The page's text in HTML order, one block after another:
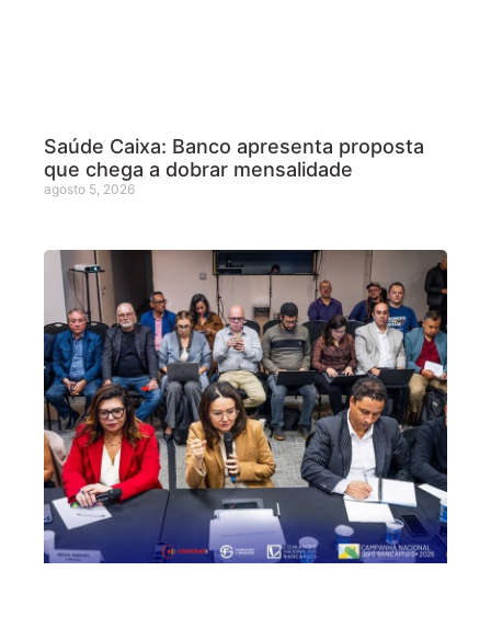
Saúde Caixa: Banco apresenta proposta
que chega a dobrar mensalidade
agosto 5, 2026